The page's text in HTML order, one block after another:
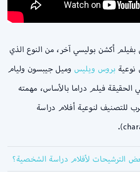
أكشن بوليسي آخر، من النوع الذي
بروس ويليس وميل جيبسون وليام
الحقيقة فيلم دراما بالأساس، مهمته
للتصنيف لنوعية أفلام دراسة
الترشيحات لأفلام دراسة الشخصية؟